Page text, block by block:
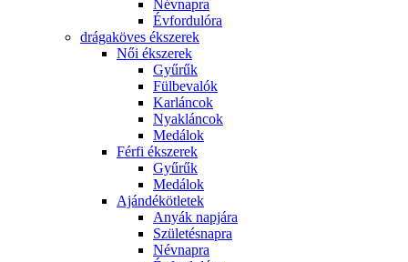
Névnapra
Évfordulóra
drágaköves ékszerek
Női ékszerek
Gyűrűk
Fülbevalók
Karláncok
Nyakláncok
Medálok
Férfi ékszerek
Gyűrűk
Medálok
Ajándékötletek
Anyák napjára
Születésnapra
Névnapra